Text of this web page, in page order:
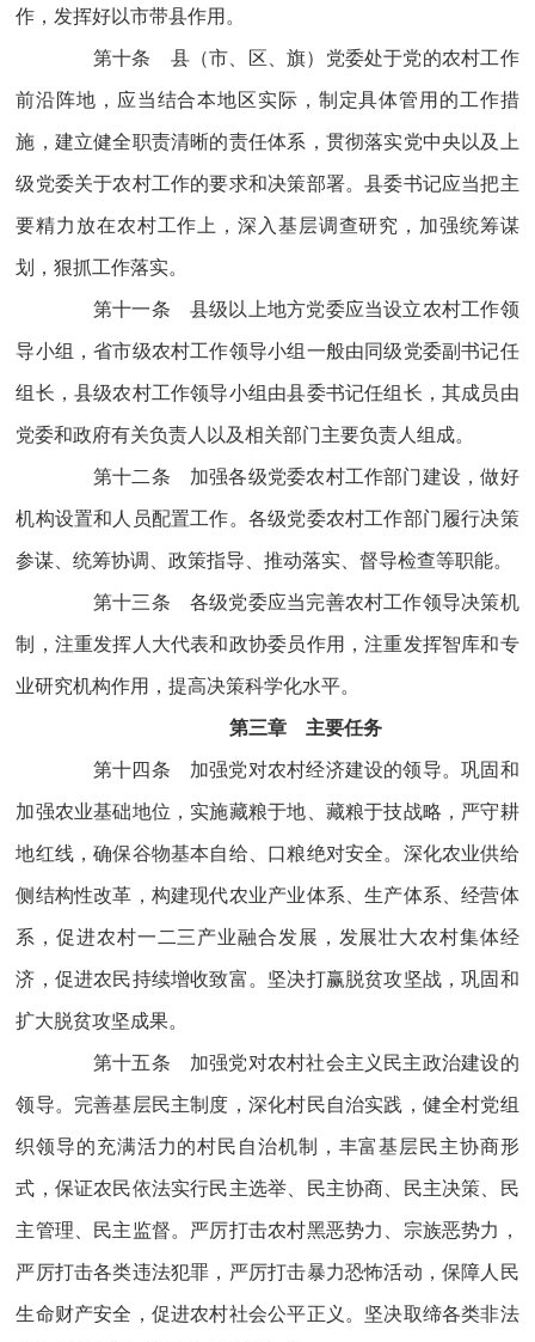
作，发挥好以市带县作用。
第十条 县（市、区、旗）党委处于党的农村工作
前沿阵地，应当结合本地区实际，制定具体管用的工作措
施，建立健全职责清晰的责任体系，贯彻落实党中央以及上
级党委关于农村工作的要求和决策部署。县委书记应当把主
要精力放在农村工作上，深入基层调查研究，加强统筹谋
划，狠抓工作落实。
第十一条 县级以上地方党委应当设立农村工作领
导小组，省市级农村工作领导小组一般由同级党委副书记任
组长，县级农村工作领导小组由县委书记任组长，其成员由
党委和政府有关负责人以及相关部门主要负责人组成。
第十二条 加强各级党委农村工作部门建设，做好
机构设置和人员配置工作。各级党委农村工作部门履行决策
参谋、统筹协调、政策指导、推动落实、督导检查等职能。
第十三条 各级党委应当完善农村工作领导决策机
制，注重发挥人大代表和政协委员作用，注重发挥智库和专
业研究机构作用，提高决策科学化水平。
第三章 主要任务
第十四条 加强党对农村经济建设的领导。巩固和
加强农业基础地位，实施藏粮于地、藏粮于技战略，严守耕
地红线，确保谷物基本自给、口粮绝对安全。深化农业供给
侧结构性改革，构建现代农业产业体系、生产体系、经营体
系，促进农村一二三产业融合发展，发展壮大农村集体经
济，促进农民持续增收致富。坚决打赢脱贫攻坚战，巩固和
扩大脱贫攻坚成果。
第十五条 加强党对农村社会主义民主政治建设的
领导。完善基层民主制度，深化村民自治实践，健全村党组
织领导的充满活力的村民自治机制，丰富基层民主协商形
式，保证农民依法实行民主选举、民主协商、民主决策、民
主管理、民主监督。严厉打击农村黑恶势力、宗族恶势力，
严厉打击各类违法犯罪，严厉打击暴力恐怖活动，保障人民
生命财产安全，促进农村社会公平正义。坚决取缔各类非法